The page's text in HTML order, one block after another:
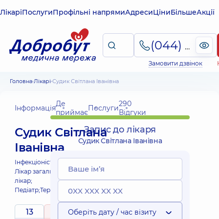
ЛікаріПослугиПрофільні напрямиАдресиЦіниБільшеАкції
(044) 495-2-888
Замовити дзвінок
Головна Лікарі Судик Світлана Іванівна
ІнформаціяДе
приймаєПослуги290
Відгуки
Судик Світлана
Іванівна
Інфекціоніст;
Інфекціоніст дитячий;
Лікар загальної практики - сімейний
лікар;
Педіатр;Терапевт;
13 5 / 5
Запис до лікаря
Судик Світлана Іванівна
Оберіть дату / час візиту